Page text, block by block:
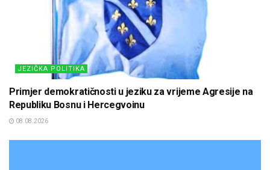
JEZIČKA POLITIKA
Primjer demokratičnosti u jeziku za vrijeme Agresije na
Republiku Bosnu i Hercegvoinu
08.08.2026